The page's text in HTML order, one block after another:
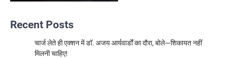
Recent Posts
चार्ज लेते ही एक्शन में डॉ. अजय आर्यवार्डों का दौरा, बोले—शिकायत नहीं
मिलनी चाहिए!